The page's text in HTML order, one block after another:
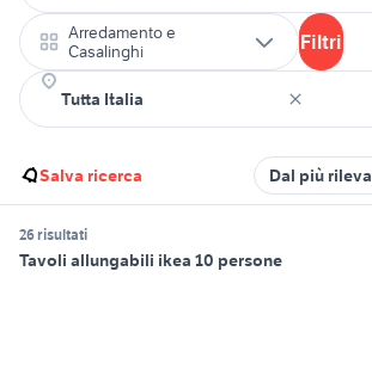
Arredamento e
Casalinghi
Filtri
Salva ricerca Dal più
26 risultati
Tavoli allungabili ikea 10 persone